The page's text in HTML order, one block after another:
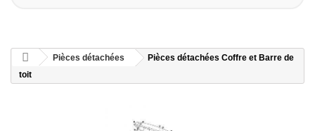
Pièces détachées
Pièces détachées Coffre et Barre de
toit